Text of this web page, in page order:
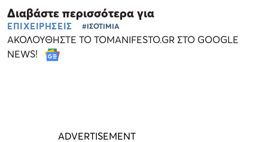
Διαβάστε περισσότερα για
ΕΠΙΧΕΙΡΗΣΕΙΣ #ΙΣΟΤΙΜΙΑ
ΑΚΟΛΟΥΘΗΣΤΕ ΤΟ TOMANIFESTO.GR ΣΤΟ GOOGLE
NEWS!